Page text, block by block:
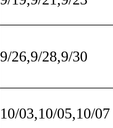
9/26,9/28,9/30
10/03,10/05,10/